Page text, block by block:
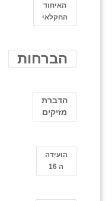
האיחוד
החקלאי
הברחות
הדברת
מזיקים
הועידה
ה 16